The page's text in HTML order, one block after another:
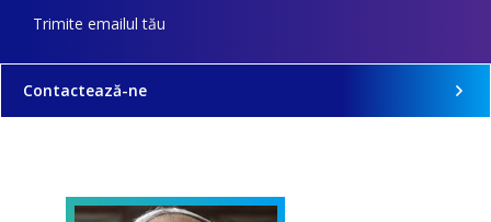
Trimite emailul tău
Contactează-ne